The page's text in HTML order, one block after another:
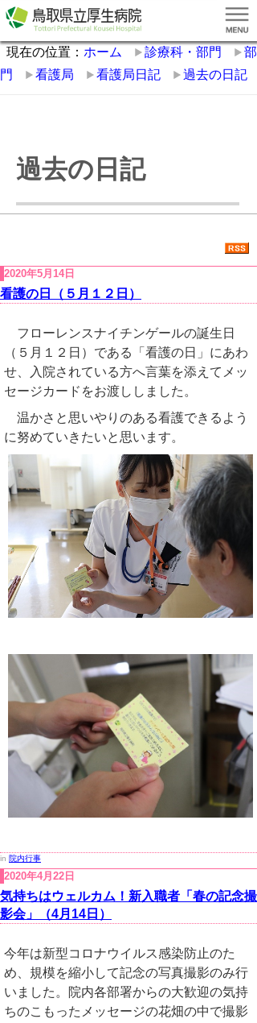
現在の位置： ホーム 診療科・部門
部
門
看護局 看護局日記 過去の日記
過去の日記
2020年5月14日
看護の日（５月１２日）
フローレンスナイチンゲールの誕生日
（５月１２日）である「看護の日」にあわ
せ、入院されている方へ言葉を添えてメッ
セージカードをお渡ししました。
温かさと思いやりのある看護できるよう
に努めていきたいと思います。
in 院内行事
2020年4月22日
気持ちはウェルカム！新入職者「春の記念撮
影会」（4月14日）
今年は新型コロナウイルス感染防止のた
め、規模を縮小して記念の写真撮影のみ行
いました。院内各部署からの大歓迎の気持
ちのこもったメッセージの花畑の中で撮影